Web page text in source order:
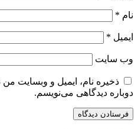
نام *
ایمیل *
وب‌ سایت
ذخیره نام، ایمیل و وبسایت
دوباره دیدگاهی می‌نویسم.